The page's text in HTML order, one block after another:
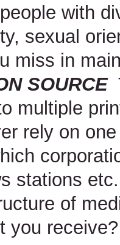
with
sexual
miss in
SOURCE
multiple
rely on
stations
of
you receive?